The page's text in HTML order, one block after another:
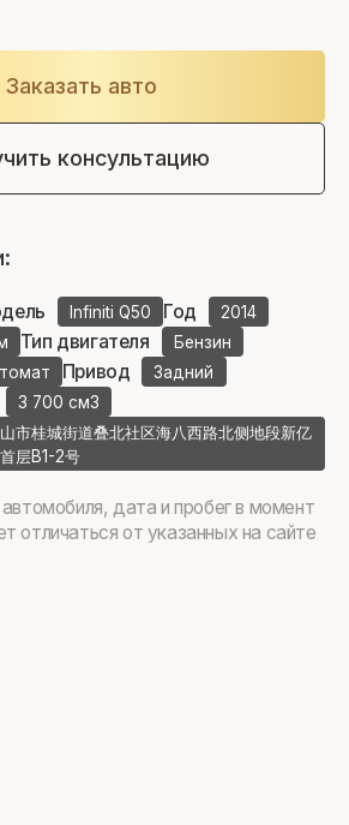
Заказать авто
консультацию
Infiniti Q50 Год 2014
Тип двигателя Бензин
Привод Задний
3 700 см3
市桂城街道叠北社区海八西路北侧地段新亿
层B1-2号
дата и пробег в момент
отличаться от указанных на сайте